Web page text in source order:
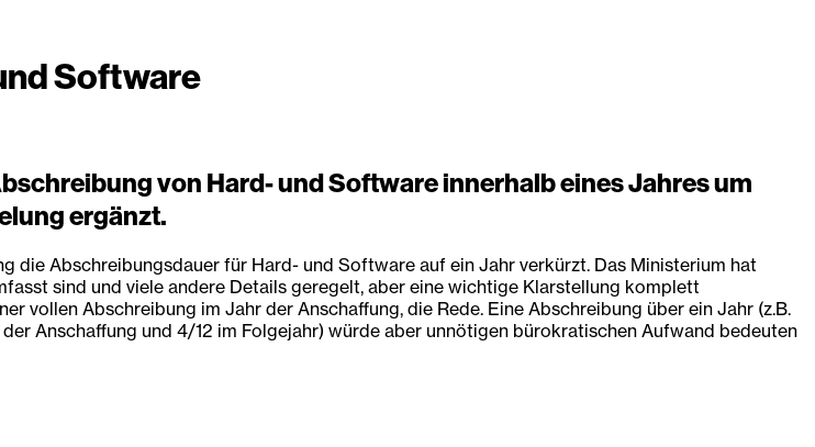
Software
von Hard- und Software innerhalb eines Jahres um
ergänzt.
die Abschreibungsdauer für Hard- und Software auf ein Jahr verkürzt. Das Ministerium hat
sind und viele andere Details geregelt, aber eine wichtige Klarstellung komplett
vollen Abschreibung im Jahr der Anschaffung, die Rede. Eine Abschreibung über ein Jahr (z.B.
Anschaffung und 4/12 im Folgejahr) würde aber unnötigen bürokratischen Aufwand bedeuten